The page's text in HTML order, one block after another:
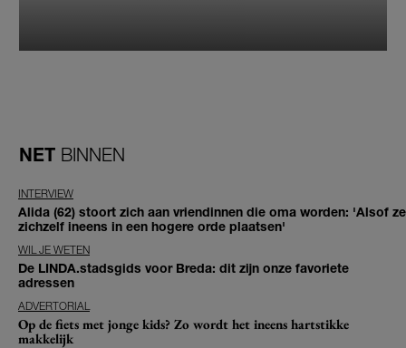
NET BINNEN
INTERVIEW
Alida (62) stoort zich aan vriendinnen die oma worden: 'Alsof ze
zichzelf ineens in een hogere orde plaatsen'
WIL JE WETEN
De LINDA.stadsgids voor Breda: dit zijn onze favoriete
adressen
ADVERTORIAL
Op de fiets met jonge kids? Zo wordt het ineens hartstikke
makkelijk